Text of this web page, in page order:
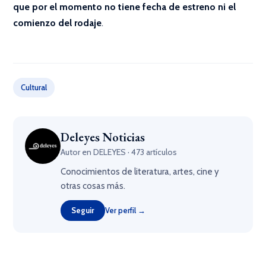
que por el momento no tiene fecha de estreno ni el
comienzo del rodaje.
Cultural
Deleyes Noticias
Autor en DELEYES · 473 artículos
Conocimientos de literatura, artes, cine y
otras cosas más.
Seguir Ver perfil →